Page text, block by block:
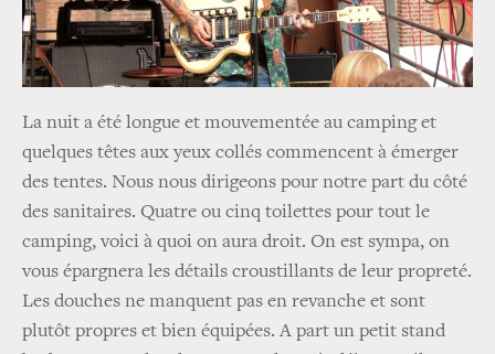
La nuit a été longue et mouvementée au camping et
quelques têtes aux yeux collés commencent à émerger
des tentes. Nous nous dirigeons pour notre part du côté
des sanitaires. Quatre ou cinq toilettes pour tout le
camping, voici à quoi on aura droit. On est sympa, on
vous épargnera les détails croustillants de leur propreté.
Les douches ne manquent pas en revanche et sont
plutôt propres et bien équipées. A part un petit stand